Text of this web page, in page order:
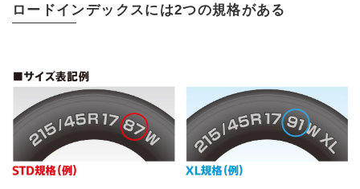
ロードインデックスには2つの規格がある